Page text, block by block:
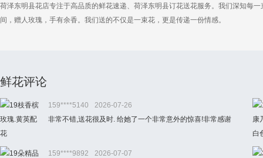
荷泽东明县花店专注于高品质的鲜花速递、荷泽东明县订花送花服务。我们深知每
间，赠人玫瑰，手有余香。我们送的不仅是一束花，更是传递一份情感。
鲜花评论
159****5140
2026-07-26
非常不错,送花很及时. 给她了一个非常意外的惊喜!非常感谢
159****9892
2026-07-07